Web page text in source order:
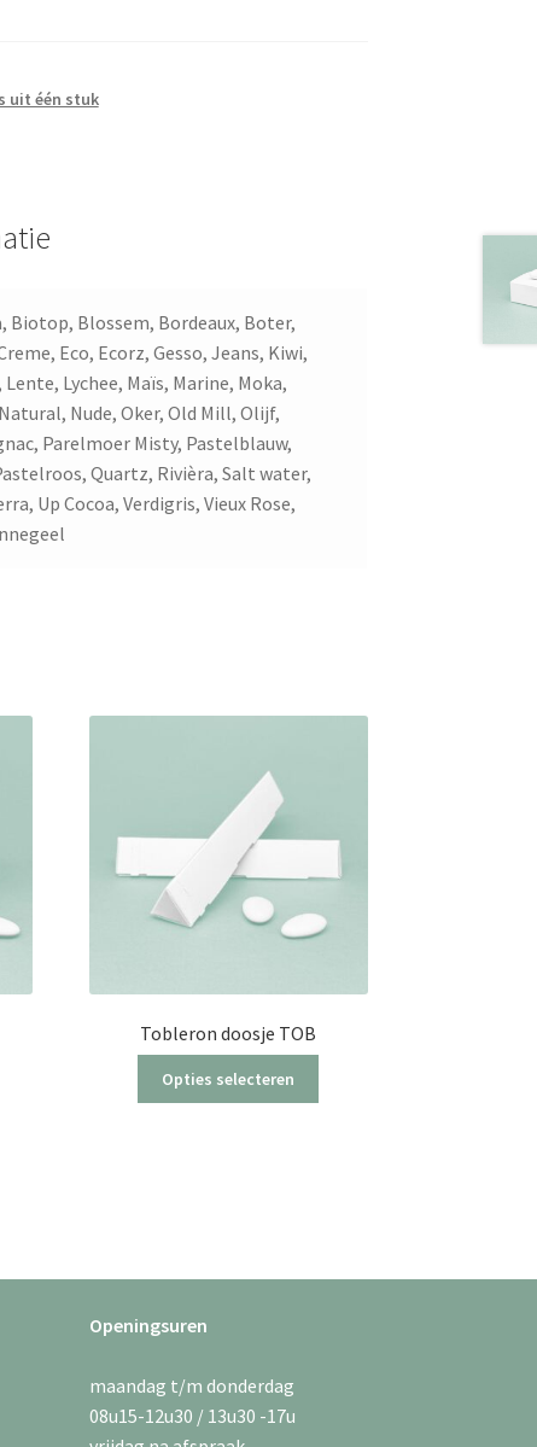
uit één stuk
Biotop, Blossem, Bordeaux, Boter,
Eco, Ecorz, Gesso, Jeans, Kiwi,
Lychee, Maïs, Marine, Moka,
Nude, Oker, Old Mill, Olijf,
Parelmoer Misty, Pastelblauw,
Quartz, Rivièra, Salt water,
Up Cocoa, Verdigris, Vieux Rose,
Tobleron doosje TOB
Opties selecteren
gekozen
Openingsuren
maandag t/m donderdag
08u15-12u30 / 13u30 -17u